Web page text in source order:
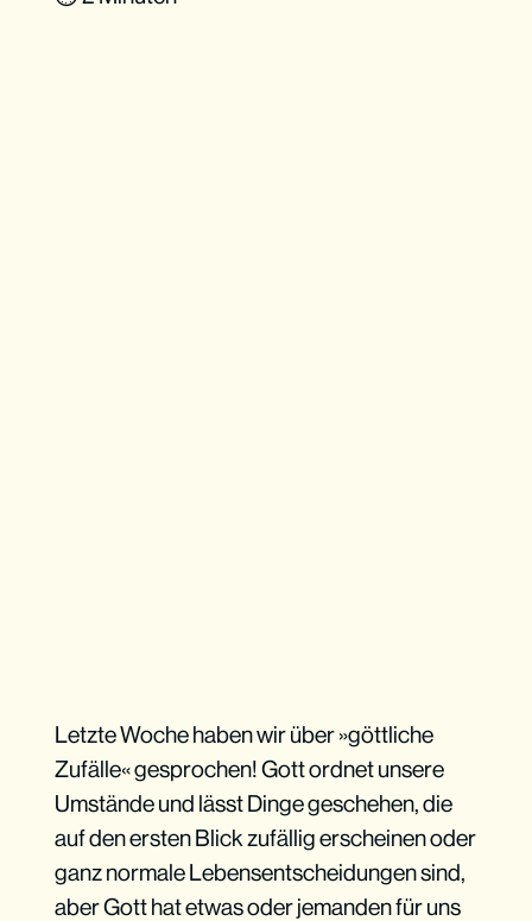
Letzte Woche haben wir über »göttliche
Zufälle« gesprochen! Gott ordnet unsere
Umstände und lässt Dinge geschehen, die
auf den ersten Blick zufällig erscheinen oder
ganz normale Lebensentscheidungen sind,
aber Gott hat etwas oder jemanden für uns